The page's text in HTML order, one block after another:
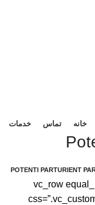
خانه تماس خدمات
POTENTI PARTURIENT
[vc_row